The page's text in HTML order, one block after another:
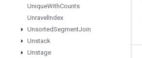
UniqueWithCounts
Unravel Index
UnsortedSegmentJoin
Unstack
Unstage